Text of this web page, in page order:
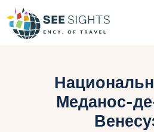
Горящие туры
Меданос-